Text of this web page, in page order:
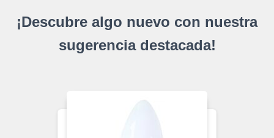
¡Descubre algo nuevo con nuestra
sugerencia destacada!